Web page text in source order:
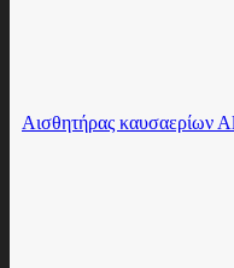
Aισθητήρας καυσαερίων